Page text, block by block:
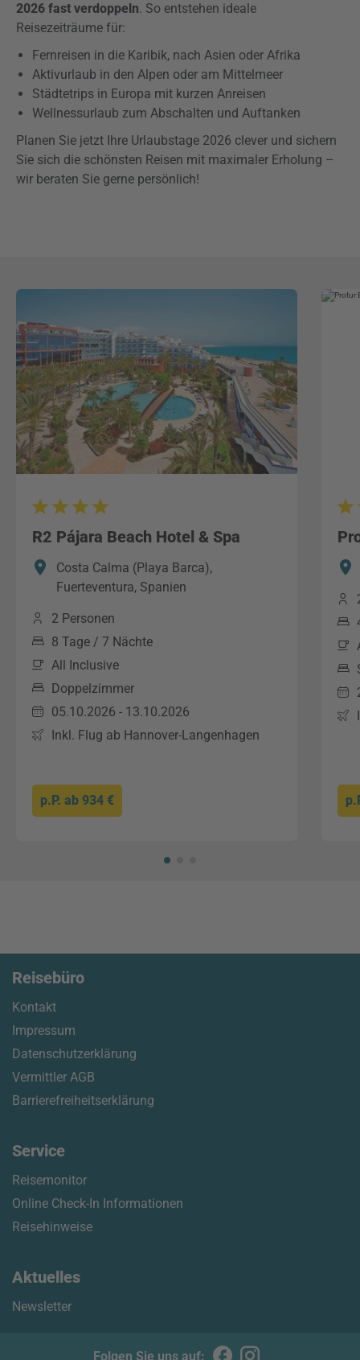
2026 fast verdoppeln. So entstehen ideale
Reisezeiträume für:
Fernreisen in die Karibik, nach Asien oder Afrika
Aktivurlaub in den Alpen oder am Mittelmeer
Städtetrips in Europa mit kurzen Anreisen
Wellnessurlaub zum Abschalten und Auftanken
Planen Sie jetzt Ihre Urlaubstage 2026 clever und sichern
Sie sich die schönsten Reisen mit maximaler Erholung –
wir beraten Sie gerne persönlich!
R2 Pájara Beach Hotel & Spa
Costa Calma (Playa Barca),
Fuerteventura, Spanien
2 Personen
8 Tage / 7 Nächte
All Inclusive
Doppelzimmer
05.10.2026 - 13.10.2026
Inkl. Flug ab Hannover-Langenhagen
p.P. ab 934 €
Reisebüro
Kontakt
Impressum
Datenschutzerklärung
Vermittler AGB
Barrierefreiheitserklärung
Service
Reisemonitor
Online Check-In Informationen
Reisehinweise
Aktuelles
Newsletter
Folgen Sie uns auf: